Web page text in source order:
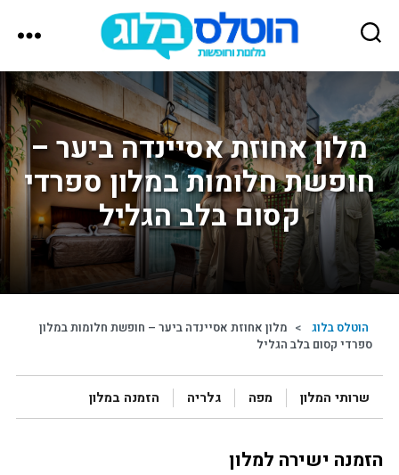
הוטלס
בלוג
מלון אחוזת אסיינדה ביער –
חופשת חלומות במלון ספרדי
קסום בלב הגליל
הוטלס בלוג > מלון אחוזת אסיינדה ביער – חופשת חלומות במלון
ספרדי קסום בלב הגליל
שרותי המלון מפה גלריה הזמנה במלון
הזמנה ישירה למלון